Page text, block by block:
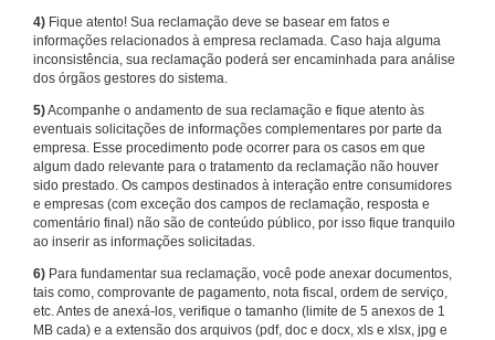
4) Fique atento! Sua reclamação deve se basear em fatos e
informações relacionados à empresa reclamada. Caso haja alguma
inconsistência, sua reclamação poderá ser encaminhada para análise
dos órgãos gestores do sistema.
5)Acompanhe o andamento de sua reclamação e fique atento às
eventuais solicitações de informações complementares por parte da
empresa. Esse procedimento pode ocorrer para os casos em que
algum dado relevante para o tratamento da reclamação não houver
sido prestado. Os campos destinados à interação entre consumidores
e empresas (com exceção dos campos de reclamação, resposta e
comentário final) não são de conteúdo público, por isso fique tranquilo
ao inserir as informações solicitadas.
6) Para fundamentar sua reclamação, você pode anexar documentos,
tais como, comprovante de pagamento, nota fiscal, ordem de serviço,
etc. Antes de anexá-los, verifique o tamanho (limite de 5 anexos de 1
MB cada) e a extensão dos arquivos (pdf, doc e docx, xls e xlsx, jpg e